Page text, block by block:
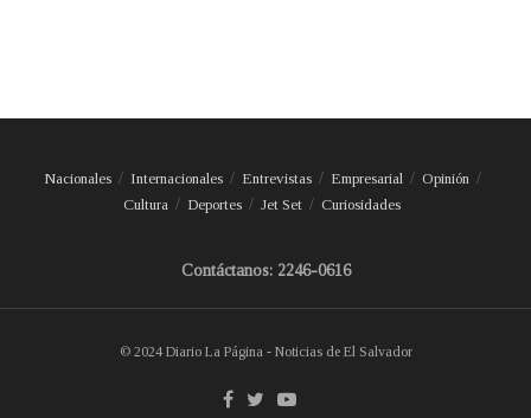
Nacionales Internacionales Entrevistas Empresarial
Opinión
Cultura
Deportes Jet Set Curiosidades
Contáctanos: 2246-0616
© 2024 Diario La Página - Noticias de El Salvador